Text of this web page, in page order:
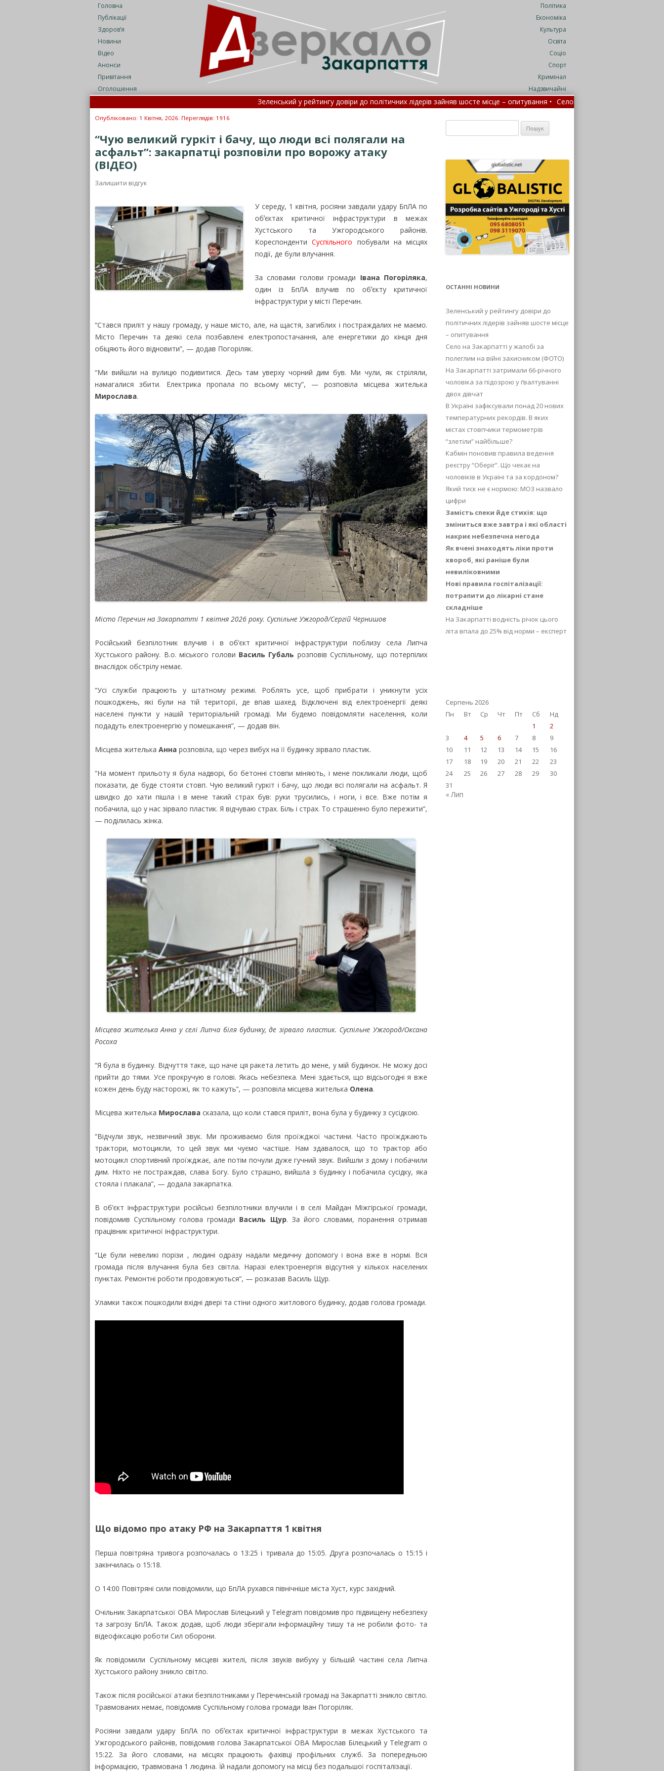
Головна
Публікації
Здоров’я
Новини
Відео
Анонси
Привітання
Оголошення
Політика
Економіка
Культура
Освіта
Соціо
Спорт
Кримінал
Надзвичайні
Зеленський у рейтингу довіри до політичних лідерів зайняв шосте місце – опитування • Село на Закарпатті у жалобі за полеглим на
Нові правила госпіталізації: потрапити до лікарні стане складніше• На Закарпатті водність річок цього літа впала до 25% від
Опубліковано: 1 Квітня, 2026. Переглядів: 1916
“Чую великий гуркіт і бачу, що люди всі полягали на
асфальт”: закарпатці розповіли про ворожу атаку
(ВІДЕО)
Залишити відгук
У середу, 1 квітня, росіяни завдали удару БпЛА по
обʼєктах критичної інфраструктури в межах
Хустського та Ужгородського районів.
КореспондентиСуспільного побували на місцях
події, де були влучання.
За словами голови громади Івана Погоріляка,
один із БпЛА влучив по обʼєкту критичної
інфраструктури у місті Перечин.
“Стався приліт у нашу громаду, у наше місто, але, на щастя, загиблих і постраждалих не маємо.
Місто Перечин та деякі села позбавлені електропостачання, але енергетики до кінця дня
обіцяють його відновити”, — додав Погоріляк.
“Ми вийшли на вулицю подивитися. Десь там уверху чорний дим був. Ми чули, як стріляли,
намагалися збити. Електрика пропала по всьому місту”, — розповіла місцева жителька
Мирослава.
Місто Перечин на Закарпатті 1 квітня 2026 року. Суспільне Ужгород/Сергій Чернишов
Російський безпілотник влучив і в об’єкт критичної інфраструктури поблизу села Липча
Хустського району. В.о. міського голови Василь Губаль розповів Суспільному, що потерпілих
внаслідок обстрілу немає.
“Усі служби працюють у штатному режимі. Роблять усе, щоб прибрати і уникнути усіх
пошкоджень, які були на тій території, де впав шахед. Відключені від електроенергії деякі
населені пункти у нашій територіальній громаді. Ми будемо повідомляти населення, коли
подадуть електроенергію у помешкання”, — додав він.
Місцева жителька Анна розповіла, що через вибух на її будинку зірвало пластик.
“На момент прильоту я була надворі, бо бетонні стовпи міняють, і мене покликали люди, щоб
показати, де буде стояти стовп. Чую великий гуркіт і бачу, що люди всі полягали на асфальт. Я
швидко до хати пішла і в мене такий страх був: руки трусились, і ноги, і все. Вже потім я
побачила, що у нас зірвало пластик. Я відчуваю страх. Біль і страх. То страшенно було пережити”,
— поділилась жінка.
Місцева жителька Анна у селі Липча біля будинку, де зірвало пластик. Суспільне Ужгород/Оксана
Росоха
“Я була в будинку. Відчуття таке, що наче ця ракета летить до мене, у мій будинок. Не можу досі
прийти до тями. Усе прокручую в голові. Якась небезпека. Мені здається, що відсьогодні я вже
кожен день буду насторожі, як то кажуть”, — розповіла місцева жителька Олена.
Місцева жителька Мирослава сказала, що коли стався приліт, вона була у будинку з сусідкою.
“Відчули звук, незвичний звук. Ми проживаємо біля проїжджої частини. Часто проїжджають
трактори, мотоцикли, то цей звук ми чуємо частіше. Нам здавалося, що то трактор або
мотоцикл спортивний проїжджає, але потім почули дуже гучний звук. Вийшли з дому і побачили
дим. Ніхто не постраждав, слава Богу. Було страшно, вийшла з будинку і побачила сусідку, яка
стояла і плакала”, — додала закарпатка.
В об’єкт інфраструктури російські безпілотники влучили і в селі Майдан Міжгірської громади,
повідомив Суспільному голова громади Василь Щур. За його словами, поранення отримав
працівник критичної інфраструктури.
“Це були невеликі порізи , людині одразу надали медичну допомогу і вона вже в нормі. Вся
громада після влучання була без світла. Наразі електроенергія відсутня у кількох населених
пунктах. Ремонтні роботи продовжуються”, — розказав Василь Щур.
Уламки також пошкодили вхідні двері та стіни одного житлового будинку, додав голова громади.
Що відомо про атаку РФ на Закарпаття 1 квітня
Перша повітряна тривога розпочалась о 13:25 і тривала до 15:05. Друга розпочалась о 15:15 і
закінчилась о 15:18.
О 14:00 Повітряні сили повідомили, що БпЛА рухався північніше міста Хуст, курс західний.
Очільник Закарпатської ОВА Мирослав Білецький у Telegram повідомив про підвищену небезпеку
та загрозу БпЛА. Також додав, щоб люди зберігали інформаційну тишу та не робили фото- та
відеофіксацію роботи Сил оборони.
Як повідомили Суспільному місцеві жителі, після звуків вибуху у більшій частині села Липча
Хустського району зникло світло.
Також після російської атаки безпілотниками у Перечинській громаді на Закарпатті зникло світло.
Травмованих немає, повідомив Суспільному голова громади Іван Погоріляк.
Росіяни завдали удару БпЛА по обʼєктах критичної інфраструктури в межах Хустського та
Ужгородського районів, повідомив голова Закарпатської ОВА Мирослав Білецький у Telegram о
15:22. За його словами, на місцях працюють фахівці профільних служб. За попередньою
інформацією, травмована 1 людина. Їй надали допомогу на місці без подальшої госпіталізації.
ОСТАННІ НОВИНИ
Зеленський у рейтингу довіри до
політичних лідерів зайняв шосте місце
– опитування
Село на Закарпатті у жалобі за
полеглим на війні захисником (ФОТО)
На Закарпатті затримали 66-річного
чоловіка за підозрою у ґвалтуванні
двох дівчат
В Україні зафіксували понад 20 нових
температурних рекордів. В яких
містах стовпчики термометрів
“злетіли” найбільше?
Кабмін поновив правила ведення
реєстру “Оберіг”. Що чекає на
чоловіків в Україні та за кордоном?
Який тиск не є нормою: МОЗ назвало
цифри
Замість спеки йде стихія: що
зміниться вже завтра і які області
накриє небезпечна негода
Як вчені знаходять ліки проти
хвороб, які раніше були
невиліковними
Нові правила госпіталізації:
потрапити до лікарні стане
складніше
На Закарпатті водність річок цього
літа впала до 25% від норми – експерт
Серпень 2026
Пн
Вт Ср Чт Пт Сб
Нд
1
2
3
4 5 6 7 8
9
10
11 12 13 14 15
16
17
18 19 20 21 22
23
24
25 26 27 28 29
30
31
« Лип